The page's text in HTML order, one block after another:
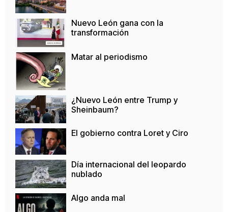
Nuevo León gana con la
transformación
Matar al periodismo
¿Nuevo León entre Trump y
Sheinbaum?
El gobierno contra Loret y Ciro
Día internacional del leopardo
nublado
Algo anda mal